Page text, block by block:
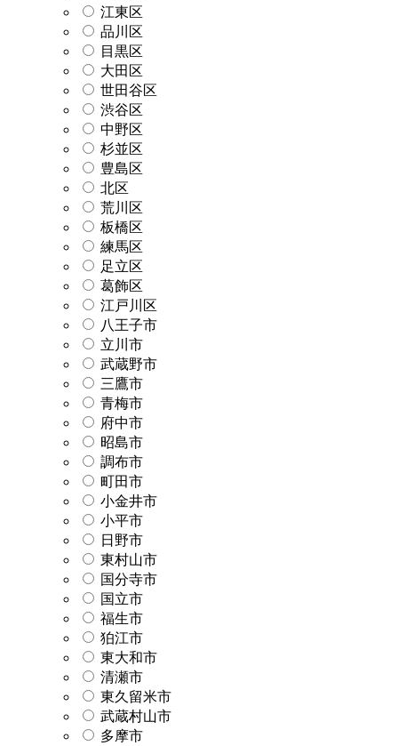
江東区
品川区
目黒区
大田区
世田谷区
渋谷区
中野区
杉並区
豊島区
北区
荒川区
板橋区
練馬区
足立区
葛飾区
江戸川区
八王子市
立川市
武蔵野市
三鷹市
青梅市
府中市
昭島市
調布市
町田市
小金井市
小平市
日野市
東村山市
国分寺市
国立市
福生市
狛江市
東大和市
清瀬市
東久留米市
武蔵村山市
多摩市